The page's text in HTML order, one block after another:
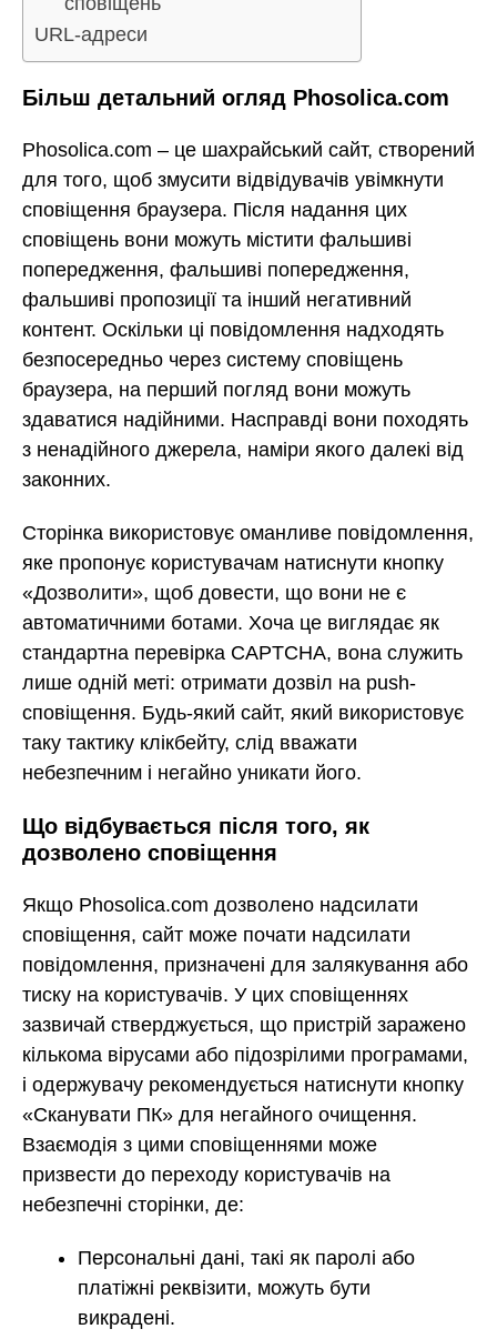
URL-адреси
Більш детальний огляд Phosolica.com
Phosolica.com – це шахрайський сайт, створений
для того, щоб змусити відвідувачів увімкнути
сповіщення браузера. Після надання цих
сповіщень вони можуть містити фальшиві
попередження, фальшиві попередження,
фальшиві пропозиції та інший негативний
контент. Оскільки ці повідомлення надходять
безпосередньо через систему сповіщень
браузера, на перший погляд вони можуть
здаватися надійними. Насправді вони походять
з ненадійного джерела, наміри якого далекі від
законних.
Сторінка використовує оманливе повідомлення,
яке пропонує користувачам натиснути кнопку
«Дозволити», щоб довести, що вони не є
автоматичними ботами. Хоча це виглядає як
стандартна перевірка CAPTCHA, вона служить
лише одній меті: отримати дозвіл на push-
сповіщення. Будь-який сайт, який використовує
таку тактику клікбейту, слід вважати
небезпечним і негайно уникати його.
Що відбувається після того, як
дозволено сповіщення
Якщо Phosolica.com дозволено надсилати
сповіщення, сайт може почати надсилати
повідомлення, призначені для залякування або
тиску на користувачів. У цих сповіщеннях
зазвичай стверджується, що пристрій заражено
кількома вірусами або підозрілими програмами,
і одержувачу рекомендується натиснути кнопку
«Сканувати ПК» для негайного очищення.
Взаємодія з цими сповіщеннями може
призвести до переходу користувачів на
небезпечні сторінки, де:
Персональні дані, такі як паролі або
платіжні реквізити, можуть бути
викрадені.